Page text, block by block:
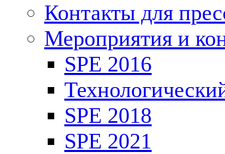
Контакты для
Мероприятия и
SPE 2016
SPE 2018
SPE 2021